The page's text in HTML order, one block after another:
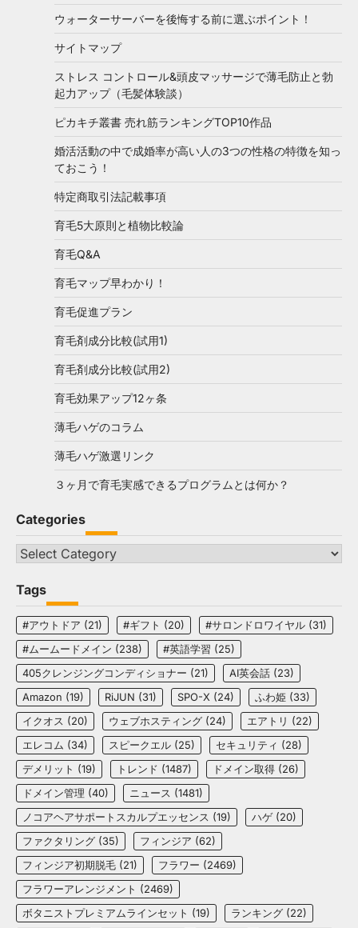
ウォーターサーバーを後悔する前に選ぶポイント！
サイトマップ
ストレス コントロール&頭皮マッサージで薄毛防止と勃
起力アップ（毛髪体験談）
ピカキチ叢書 売れ筋ランキングTOP10作品
婚活活動の中で成婚率が高い人の3つの性格の特徴を知っ
ておこう！
特定商取引法記載事項
育毛5大原則と植物比較論
育毛Q&A
育毛マップ早わかり！
育毛促進プラン
育毛剤成分比較(試用1)
育毛剤成分比較(試用2)
育毛効果アップ12ヶ条
薄毛ハゲのコラム
薄毛ハゲ激選リンク
３ヶ月で育毛実感できるプログラムとは何か？
Categories
Categories
Tags
#アウトドア (21) #ギフト (20) #サロンドロワイヤル (31)
#ムームードメイン (238) #英語学習 (25)
405クレンジングコンディショナー (21) AI英会話 (23)
Amazon (19) RiJUN (31) SPO-X (24) ふわ姫 (33)
イクオス (20) ウェブホスティング (24) エアトリ (22)
エレコム (34) スピークエル (25) セキュリティ (28)
デメリット (19) トレンド (1487) ドメイン取得 (26)
ドメイン管理 (40) ニュース (1481)
ノコアヘアサポートスカルプエッセンス (19) ハゲ (20)
ファクタリング (35) フィンジア (62)
フィンジア初期脱毛 (21) フラワー (2469)
フラワーアレンジメント (2469)
ボタニストプレミアムラインセット (19) ランキング (22)